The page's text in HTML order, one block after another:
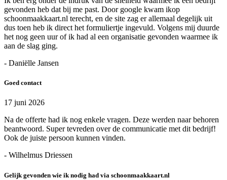
gevonden heb dat bij me past. Door google kwam ikop
schoonmaakkaart.nl terecht, en de site zag er allemaal degelijk uit
dus toen heb ik direct het formuliertje ingevuld. Volgens mij duurde
het nog geen uur of ik had al een organisatie gevonden waarmee ik
aan de slag ging.
- Daniëlle Jansen
Goed contact
17 juni 2026
Na de offerte had ik nog enkele vragen. Deze werden naar behoren
beantwoord. Super tevreden over de communicatie met dit bedrijf!
Ook de juiste persoon kunnen vinden.
- Wilhelmus Driessen
Gelijk gevonden wie ik nodig had via schoonmaakkaart.nl